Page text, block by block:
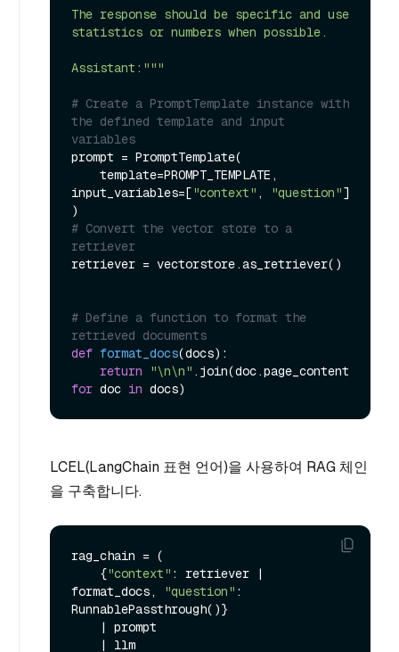
The response should be specific and use
statistics or numbers when possible.
Assistant:"""
# Create a PromptTemplate instance with
the defined template and input
variables
prompt = PromptTemplate(
input_variables=["context" , "question"]
# Convert the vector store to a
retriever
retriever = vectorstore.as_retriever()
# Define a function to format the
retrieved documents
def format_docs(docs):
return
"\n\n"
for doc in
LCEL(LangChain 표현 언어)을 사용하여 RAG 체인
을 구축합니다.
rag_chain = (
    {
"context" : retriever |
format_docs,
"question" :
RunnablePassthrough()}